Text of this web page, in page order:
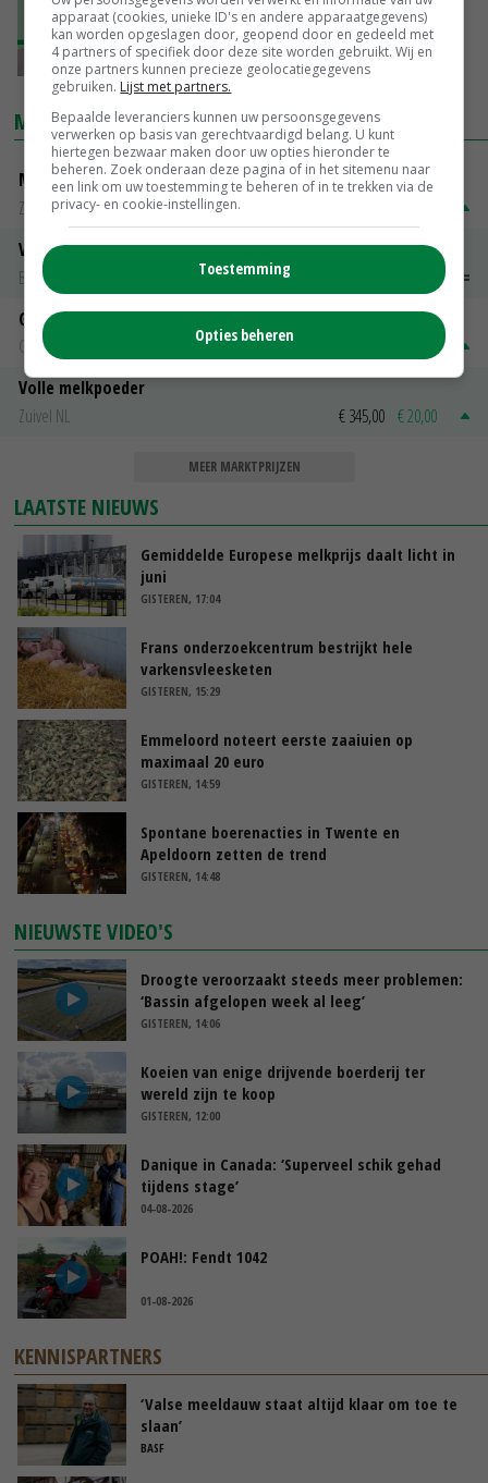
'Vereenvoudigingsvoorstellen GLB zijn goed
begin, maar niet het halve werk'
23-03-2024
MARKTPRIJZEN
Magere melkpoeder
Zuivel NL
Vleeskuikens 2001-2600 gr
Barneveld
Gerst
Groningen
Volle melkpoeder
Zuivel NL
€ 345,00 € 20,00
MEER MARKTPRIJZEN
LAATSTE NIEUWS
Gemiddelde Europese melkprijs daalt licht in
juni
GISTEREN, 17:04
Frans onderzoekcentrum bestrijkt hele
varkensvleesketen
GISTEREN, 15:29
Emmeloord noteert eerste zaaiuien op
maximaal 20 euro
GISTEREN, 14:59
Spontane boerenacties in Twente en
Apeldoorn zetten de trend
GISTEREN, 14:48
NIEUWSTE VIDEO'S
Droogte veroorzaakt steeds meer problemen:
‘Bassin afgelopen week al leeg’
GISTEREN, 14:06
Koeien van enige drijvende boerderij ter
wereld zijn te koop
GISTEREN, 12:00
Danique in Canada: ‘Superveel schik gehad
tijdens stage’
04-08-2026
POAH!: Fendt 1042
01-08-2026
KENNISPARTNERS
‘Valse meeldauw staat altijd klaar om toe te
slaan’
BASF
apparaat (cookies, unieke ID's en andere apparaatgegevens)
kan worden opgeslagen door, geopend door en gedeeld met
4 partners of specifiek door deze site worden gebruikt. Wij en
onze partners kunnen precieze geolocatiegegevens
gebruiken. Lijst met partners.
Bepaalde leveranciers kunnen uw persoonsgegevens
verwerken op basis van gerechtvaardigd belang. U kunt
hiertegen bezwaar maken door uw opties hieronder te
beheren. Zoek onderaan deze pagina of in het sitemenu naar
een link om uw toestemming te beheren of in te trekken via de
privacy- en cookie-instellingen.
Toestemming
Opties beheren